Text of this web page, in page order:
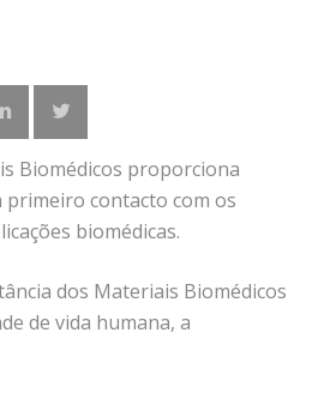
Biomédicos proporciona
primeiro contacto com os
biomédicas.
dos Materiais Biomédicos
de vida humana, a